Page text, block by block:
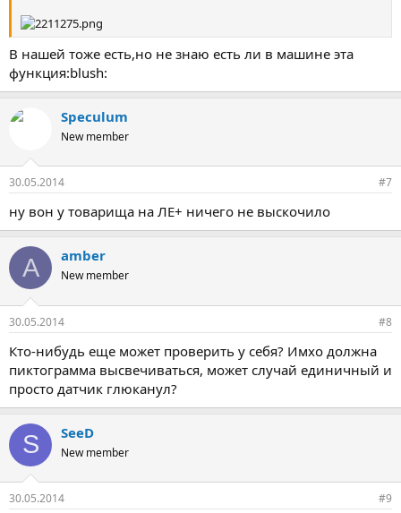
В нашей тоже есть,но не знаю есть ли в машине эта
функция:blush:
Speculum
New member
30.05.2014 #7
ну вон у товарища на ЛЕ+ ничего не выскочило
A amber
New member
30.05.2014 #8
Кто-нибудь еще может проверить у себя? Имхо должна
пиктограмма высвечиваться, может случай единичный и
просто датчик глюканул?
S SeeD
New member
30.05.2014 #9